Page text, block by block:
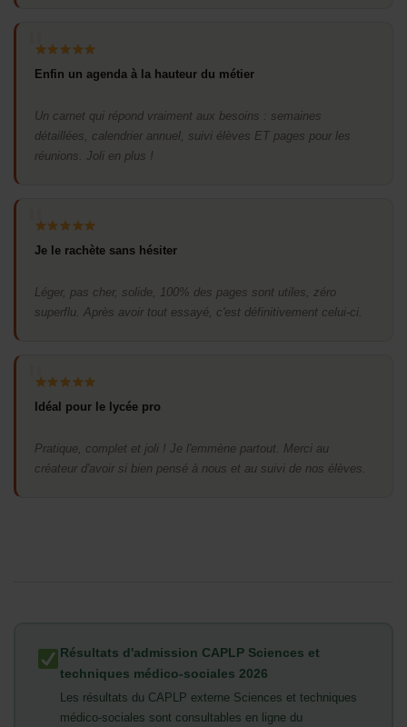
Enfin un agenda à la hauteur du métier
Un carnet qui répond vraiment aux besoins : semaines
détaillées, calendrier annuel, suivi élèves ET pages pour les
réunions. Joli en plus !
Je le rachète sans hésiter
Léger, pas cher, solide, 100% des pages sont utiles, zéro
superflu. Après avoir tout essayé, c'est définitivement celui-ci.
Idéal pour le lycée pro
Pratique, complet et joli ! Je l'emmène partout. Merci au
créateur d'avoir si bien pensé à nous et au suivi de nos élèves.
Résultats d'admission CAPLP Sciences et
techniques médico-sociales 2026
Les résultats du CAPLP externe Sciences et techniques
médico-sociales sont consultables en ligne du